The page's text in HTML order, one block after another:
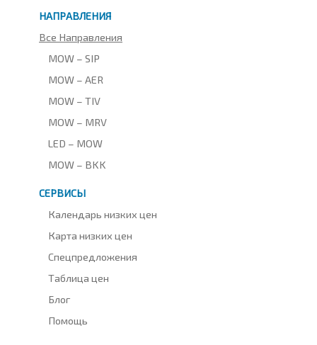
НАПРАВЛЕНИЯ
Все Направления
MOW – SIP
MOW – AER
MOW – TIV
MOW – MRV
LED – MOW
MOW – BKK
СЕРВИСЫ
Календарь низких цен
Карта низких цен
Спецпредложения
Таблица цен
Блог
Помощь